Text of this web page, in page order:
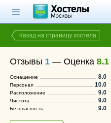
Назад на страницу хостела
Отзывы 1 — Оценка 8.1
Оснащение 8.0
Персонал 10.0
Расположение 9.0
Чистота 9.0
Безопасность 9.0
Главная страница
Поиск хостела
хостелах
Каталог хостелов